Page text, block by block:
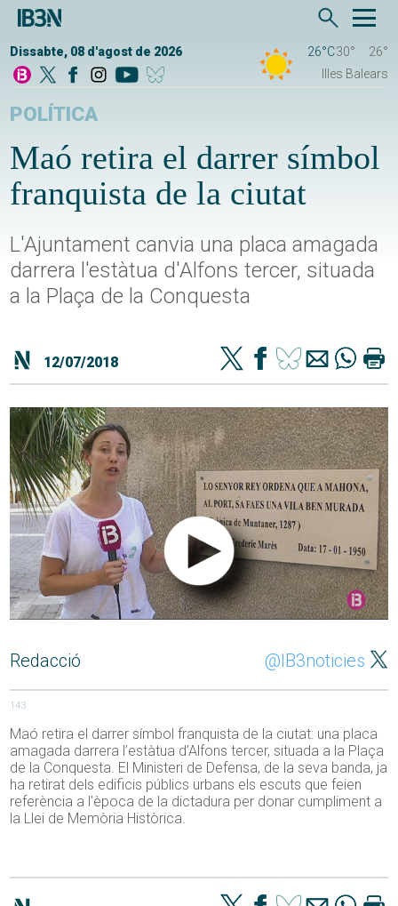
Dissabte, 08 d'agost de 2026 26°C30°
26°
Illes Balears
POLÍTICA
Maó retira el darrer símbol
franquista de la ciutat
L'Ajuntament canvia una placa amagada
darrera l'estàtua d'Alfons tercer, situada
a la Plaça de la Conquesta
12/07/2018
Redacció @IB3noticies
143
Maó retira el darrer símbol franquista de la ciutat: una placa
amagada darrera l’estàtua d’Alfons tercer, situada a la Plaça
de la Conquesta. El Ministeri de Defensa, de la seva banda, ja
ha retirat dels edificis públics urbans els escuts que feien
referència a l’època de la dictadura per donar cumpliment a
la Llei de Memòria Històrica.